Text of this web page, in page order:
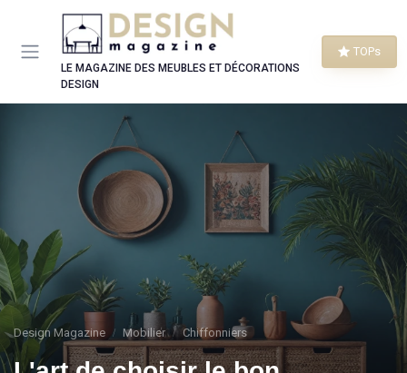
LE MAGAZINE DES MEUBLES ET DÉCORATIONS
DESIGN
TOPs
Design Magazine Mobilier Chiffonniers
Panneau de gestion des cookies